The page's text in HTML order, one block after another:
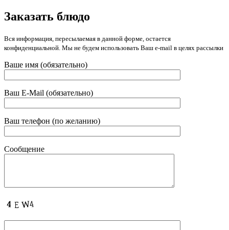
Заказать блюдо
Вся информация, пересылаемая в данной форме, остается
конфиденциальной. Мы не будем использовать Ваш e-mail в целях рассылки
Ваше имя (обязательно)
Ваш E-Mail (обязательно)
Ваш телефон (по желанию)
Сообщение